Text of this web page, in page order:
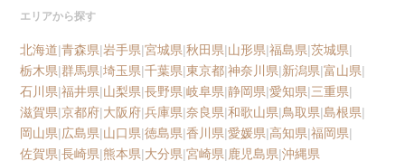
エリアから探す
北海道|青森県|岩手県|宮城県|秋田県|山形県|福島県|茨城県|
栃木県|群馬県|埼玉県|千葉県|東京都|神奈川県|新潟県|富山県|
石川県|福井県|山梨県|長野県|岐阜県|静岡県|愛知県|三重県|
滋賀県|京都府|大阪府|兵庫県|奈良県|和歌山県|鳥取県|島根県|
岡山県|広島県|山口県|徳島県|香川県|愛媛県|高知県|福岡県|
佐賀県|長崎県|熊本県|大分県|宮崎県|鹿児島県|沖縄県